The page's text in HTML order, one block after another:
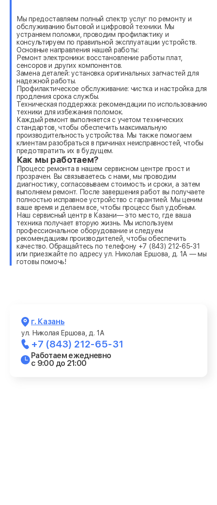
Мы предоставляем полный спектр услуг по ремонту и
обслуживанию бытовой и цифровой техники. Мы
устраняем поломки, проводим профилактику и
консультируем по правильной эксплуатации устройств.
Основные направления нашей работы:
Ремонт электроники: восстановление работы плат,
сенсоров и других компонентов.
Замена деталей: установка оригинальных запчастей для
надежной работы.
Профилактическое обслуживание: чистка и настройка для
продления срока службы.
Техническая поддержка: рекомендации по использованию
техники для избежания поломок.
Каждый ремонт выполняется с учетом технических
стандартов, чтобы обеспечить максимальную
производительность устройства. Мы также помогаем
клиентам разобраться в причинах неисправностей, чтобы
предотвратить их в будущем.
Как мы работаем?
Процесс ремонта в нашем сервисном центре прост и
прозрачен. Вы связываетесь с нами, мы проводим
диагностику, согласовываем стоимость и сроки, а затем
выполняем ремонт. После завершения работ вы получаете
полностью исправное устройство с гарантией. Мы ценим
ваше время и делаем все, чтобы процесс был удобным.
Наш сервисный центр в Казани— это место, где ваша
техника получает вторую жизнь. Мы используем
профессиональное оборудование и следуем
рекомендациям производителей, чтобы обеспечить
качество. Обращайтесь по телефону +7 (843) 212-65-31
или приезжайте по адресу ул. Николая Ершова, д. 1А — мы
готовы помочь!
г. Казань
ул. Николая Ершова, д. 1А
+7 (843) 212-65-31
Работаем ежедневно
с 9:00 до 21:00